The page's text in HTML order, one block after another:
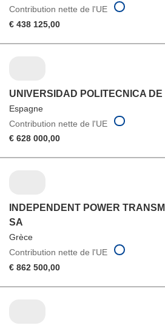
Contribution nette de l'UE
€ 438 125,00
UNIVERSIDAD POLITECNICA DE
Espagne
Contribution nette de l'UE
€ 628 000,00
INDEPENDENT POWER
SA
Grèce
Contribution nette de l'UE
€ 862 500,00